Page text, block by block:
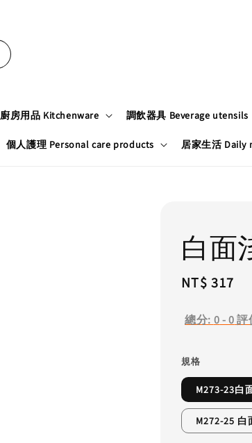
廚房用品 Kitchenware 調飲器具 Beverage utensils
個人護理 Personal care products 居家生活 Daily
白面
Regular
NT$ 317
總分: 0-0評
規格
M273-23白
M272-25